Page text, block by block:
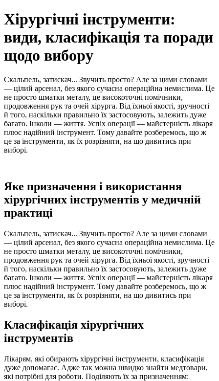
Хірургічні інструменти:
види, класифікація та поради
щодо вибору
Скальпель, затискач... Звучить просто? Але за цими словами
— цілий арсенал, без якого сучасна операційна немислима. Це
не просто шматки металу, це високоточні помічники,
продовження рук та очей хірурга. Від їхньої якості, зручності
й того, наскільки правильно їх застосовують, залежить дуже
багато. Інколи — життя. Успіх операції — майстерність лікаря
плюс надійний інструмент. Тому давайте розберемось, що ж
це за інструменти, як їх розрізняти, на що дивитись при
виборі.
Яке призначення і використання
хірургічних інструментів у медичній
практиці
Скальпель, затискач... Звучить просто? Але за цими словами
— цілий арсенал, без якого сучасна операційна немислима. Це
не просто шматки металу, це високоточні помічники,
продовження рук та очей хірурга. Від їхньої якості, зручності
й того, наскільки правильно їх застосовують, залежить дуже
багато. Інколи — життя. Успіх операції — майстерність лікаря
плюс надійний інструмент. Тому давайте розберемось, що ж
це за інструменти, як їх розрізняти, на що дивитись при
виборі.
Класифікація хірургічних
інструментів
Лікарям, які обирають хірургічні інструменти, класифікація
дуже допомагає. Адже так можна швидко знайти медтовари,
які потрібні для роботи. Поділяють їх за призначенням: